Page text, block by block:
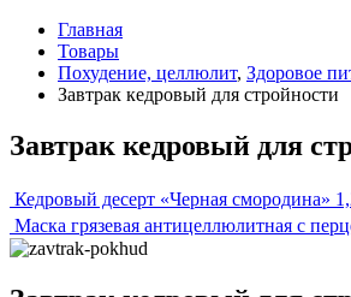
Главная
Товары
Похудение, целлюлит, Здоровое
Завтрак кедровый для стройности
Завтрак кедровый для
Кедровый десерт «Черная смородина»
Маска грязевая антицеллюлитная с